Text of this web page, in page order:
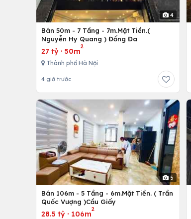
4
Bán 50m - 7 Tầng - 7m.Mặt Tiền.(
Nguyễn Hy Quang ) Đống Đa
27 tỷ · 50m
2
Thành phố Hà Nội
4 giờ trước
5
Bán 106m - 5 Tầng - 6m.Mặt Tiền. ( Trần
Quốc Vượng )Cầu Giấy
28.5 tỷ · 106m
2